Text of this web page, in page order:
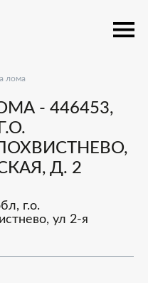
лома
- 446453,
Д. 2
г.о.
ул 2-я